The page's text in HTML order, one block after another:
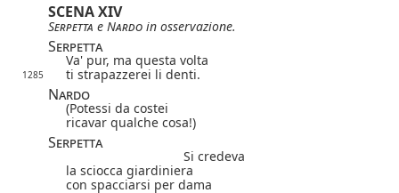
SCENA XIV
Serpetta e Nardo in osservazione.
Serpetta
Va' pur, ma questa volta
1285 ti strapazzerei li denti.
Nardo
(Potessi da costei
ricavar qualche cosa!)
Serpetta
Si credeva
la sciocca giardiniera
con spacciarsi per dama